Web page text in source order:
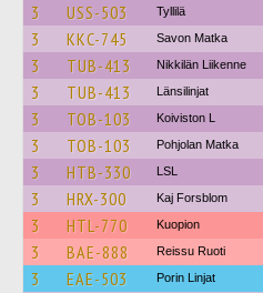
3 USS-503 Tyllilä
3 KKC-745 Savon Matka
3 TUB-413 Nikkilän Liikenne
3 TUB-413 Länsilinjat
3 TOB-103 Koiviston L
3 TOB-103 Pohjolan Matka
3 HTB-330 LSL
3 HRX-300 Kaj Forsblom
3 HTL-770 Kuopion
3 BAE-888 Reissu Ruoti
3 EAE-503 Porin Linjat